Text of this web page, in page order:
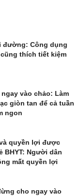
đường: Công dụng
thích tiết kiệm
vào chảo: Làm
giòn tan để cả tuần
ngon
quyền lợi được
BHYT: Người dân
mất quyền lợi
cho ngay vào